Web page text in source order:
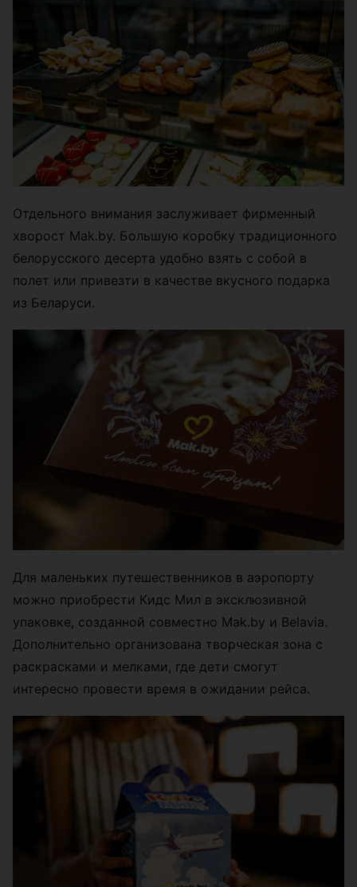
Отдельного внимания заслуживает фирменный
хворост Mak.by. Большую коробку традиционного
белорусского десерта удобно взять с собой в
полет или привезти в качестве вкусного подарка
из Беларуси.
Для маленьких путешественников в аэропорту
можно приобрести Кидс Мил в эксклюзивной
упаковке, созданной совместно Mak.by и Belavia.
Дополнительно организована творческая зона с
раскрасками и мелками, где дети смогут
интересно провести время в ожидании рейса.